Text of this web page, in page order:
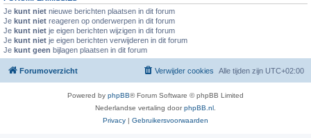
Je kunt niet nieuwe berichten plaatsen in dit forum
Je kunt niet reageren op onderwerpen in dit forum
Je kunt niet je eigen berichten wijzigen in dit forum
Je kunt niet je eigen berichten verwijderen in dit forum
Je kunt geen bijlagen plaatsen in dit forum
Forumoverzicht Alle tijden zijn UTC+02:00
Verwijder cookies
Powered by phpBB® Forum Software © phpBB Limited
Nederlandse vertaling doorphpBB.nl
Privacy | Gebruikersvoorwaarden